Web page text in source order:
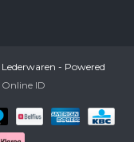
- Powered
Online ID